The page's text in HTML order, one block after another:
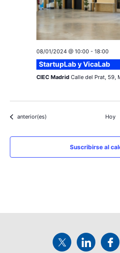
08/01/2024 @ 10:00- 18:00
StartupLab y VicaLab
CIEC Madrid Calle del Prat, 59,
Eventos
anterior(es) Hoy
Suscribirse al